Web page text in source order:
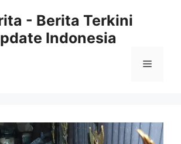
- Berita Terkini
Indonesia
Menu